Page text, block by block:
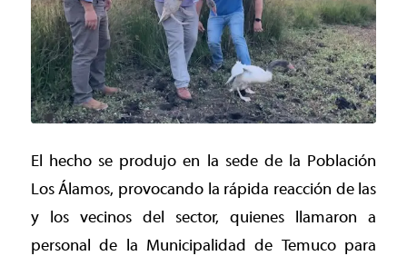
El hecho se produjo en la sede de la Población
Los Álamos, provocando la rápida reacción de las
y los vecinos del sector, quienes llamaron a
personal de la Municipalidad de Temuco para